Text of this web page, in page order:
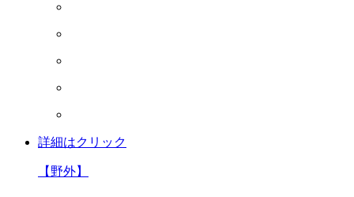
詳細はクリック
【野外】